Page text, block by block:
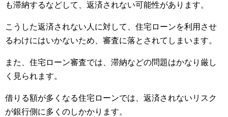
も滞納するなどして、返済されない可能性があります。
こうした返済されない人に対して、住宅ローンを利用させ
るわけにはいかないため、審査に落とされてしまいます。
また、住宅ローン審査では、滞納などの問題はかなり厳し
く見られます。
借りる額が多くなる住宅ローンでは、返済されないリスク
が銀行側に多くのしかかります。